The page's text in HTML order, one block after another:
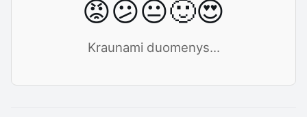
😡😕😐🙂😍
Kraunami duomenys...